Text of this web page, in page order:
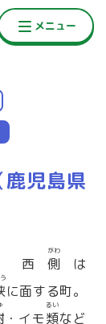
児島県
西 側
がわ
は
に面する町。
・イモ類
るい
など